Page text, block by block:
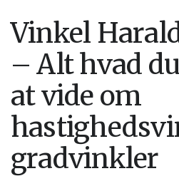
Vinkel
– Alt hvad
at vide om
gradvinkler